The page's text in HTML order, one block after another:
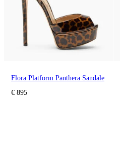
Flora Platform Panthera Sandale
€ 895